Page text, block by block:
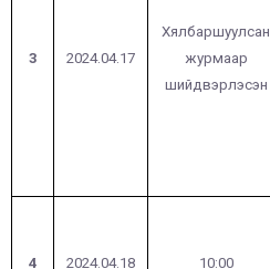
3 2024.04.17
Хялбаршуулсан
журмаар
шийдвэрлэсэн
4 2024.04.18 10:00